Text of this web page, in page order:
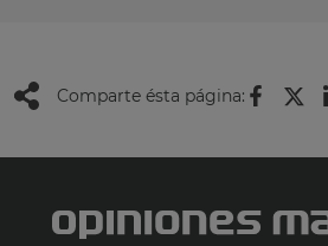
Comparte ésta página: